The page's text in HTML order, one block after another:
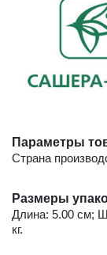
Параметры
Страна
Размеры
Длина: 5.00 см;
кг.